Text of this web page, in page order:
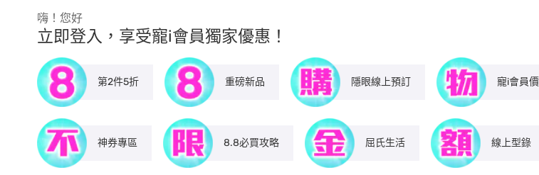
嗨！您好
立即登入，享受寵i會員獨家優惠！
第2件5折 重磅新品 隱眼線上預訂 寵i會員價
神券專區 8.8必買攻略 屈氏生活​ 線上型錄